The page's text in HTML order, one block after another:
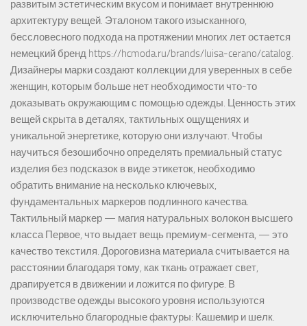
развитым эстетическим вкусом и понимает внутреннюю
архитектуру вещей. Эталоном такого изысканного,
бессловесного подхода на протяжении многих лет остается
немецкий бренд https://hcmoda.ru/brands/luisa-cerano/catalog.
Дизайнеры марки создают коллекции для уверенных в себе
женщин, которым больше нет необходимости что-то
доказывать окружающим с помощью одежды. Ценность этих
вещей скрыта в деталях, тактильных ощущениях и
уникальной энергетике, которую они излучают. Чтобы
научиться безошибочно определять премиальный статус
изделия без подсказок в виде этикеток, необходимо
обратить внимание на несколько ключевых,
фундаментальных маркеров подлинного качества.
Тактильный маркер — магия натуральных волокон высшего
класса Первое, что выдает вещь премиум-сегмента, — это
качество текстиля. Дороговизна материала считывается на
расстоянии благодаря тому, как ткань отражает свет,
драпируется в движении и ложится по фигуре. В
производстве одежды высокого уровня используются
исключительно благородные фактуры: Кашемир и шелк.